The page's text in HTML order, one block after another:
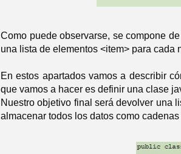
Como puede observarse, se compone
una lista de elementos <item> para cada
En estos apartados vamos a describir
que vamos a hacer es definir una clase
Nuestro objetivo final será devolver una
almacenar todos los datos como cadenas